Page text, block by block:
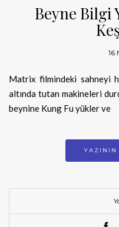
Beyne Bilgi
16
Matrix filmindeki sahneyi
altında tutan makineleri
beynine Kung Fu yükler ve
YAZININ